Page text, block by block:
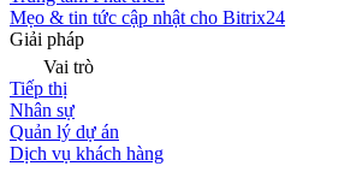
Mẹo & tin tức cập nhật cho Bitrix24
Giải pháp
Vai trò
Tiếp thị
Nhân sự
Quản lý dự án
Dịch vụ khách hàng